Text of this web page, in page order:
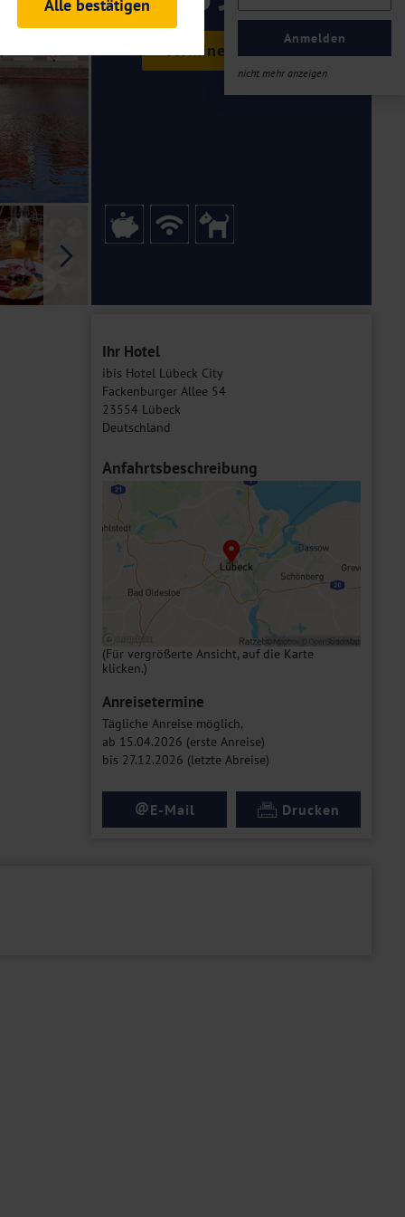
Anmelden
nicht mehr anzeigen
Termine & Preise
Ihr Hotel
ibis Hotel Lübeck City
Fackenburger Allee 54
23554 Lübeck
Deutschland
Anfahrtsbeschreibung
(Für vergrößerte Ansicht, auf die Karte
klicken.)
Anreisetermine
Tägliche Anreise möglich,
ab 15.04.2026 (erste Anreise)
bis 27.12.2026 (letzte Abreise)
@E-Mail Drucken
und Analysen. Mithilfe
Auftritts ermitteln und
es zu einer Drittlands
Daten finden Sie in unseren
Alle bestätigen